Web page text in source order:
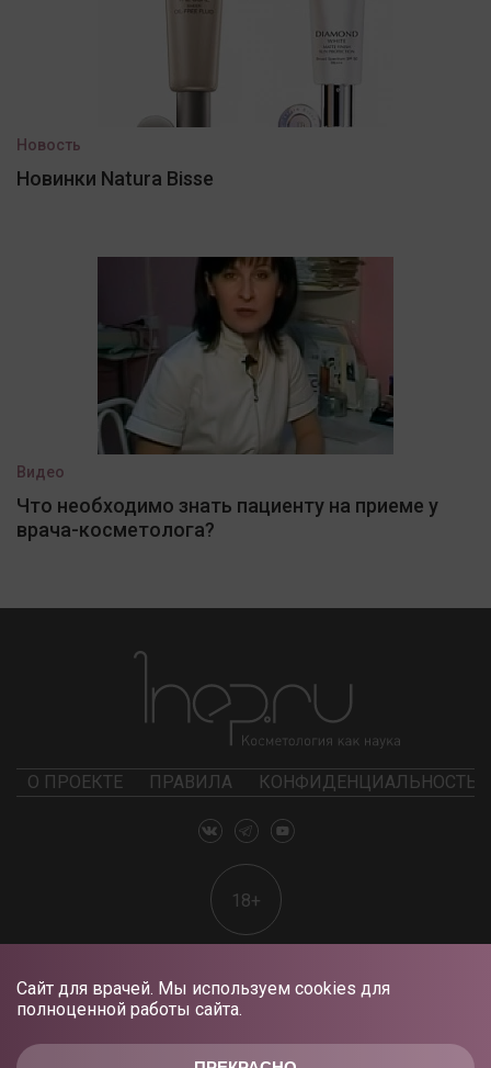
Сайт для врачей. Мы используем cookies для
полноценной работы сайта.
Новость
Новинки Natura Bisse
Видео
Что необходимо знать пациенту на приеме у
врача-косметолога?
О ПРОЕКТЕ ПРАВИЛА КОНФИДЕНЦИАЛЬНОСТЬ
18+